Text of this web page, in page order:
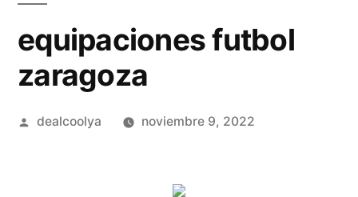
equipaciones futbol
zaragoza
Publicado
dealcoolya noviembre 9, 2022